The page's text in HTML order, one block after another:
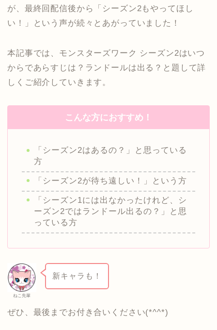
が、最終回配信後から「シーズン2もやってほし
い！」という声が続々とあがっていました！
本記事では、モンスターズワーク シーズン2はいつ
からであらすじは？ランドールは出る？と題して詳
しくご紹介していきます。
こんな方におすすめ！
「シーズン2はあるの？」と思っている
方
「シーズン2が待ち遠しい！」という方
「シーズン1には出なかったけれど、シ
ーズン2ではランドール出るの？」と思
っている方
ねこ先輩
新キャラも！
ぜひ、最後までお付き合いください(*^^*)